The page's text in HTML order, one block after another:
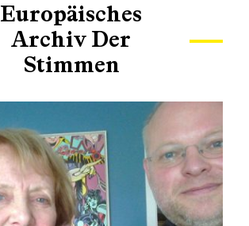
Europäisches
Archiv Der
Stimmen